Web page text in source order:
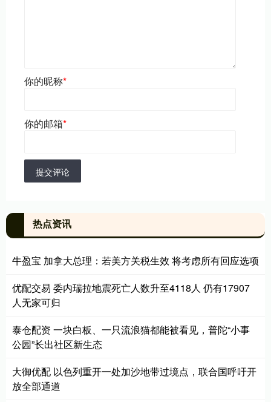
你的昵称*
你的邮箱*
提交评论
热点资讯
牛盈宝 加拿大总理：若美方关税生效 将考虑所有回应选项
优配交易 委内瑞拉地震死亡人数升至4118人 仍有17907
人无家可归
泰仓配资 一块白板、一只流浪猫都能被看见，普陀“小事
公园”长出社区新生态
大御优配 以色列重开一处加沙地带过境点，联合国呼吁开
放全部通道